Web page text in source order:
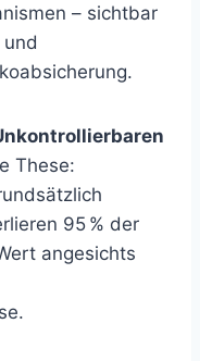
– sichtbar
These:
95 % der
angesichts